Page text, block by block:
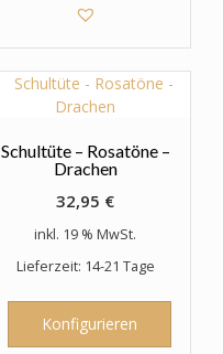
Schultüte – Rosatöne –
Drachen
32,95 €
inkl. 19 % MwSt.
Lieferzeit: 14-21 Tage
Konfigurieren